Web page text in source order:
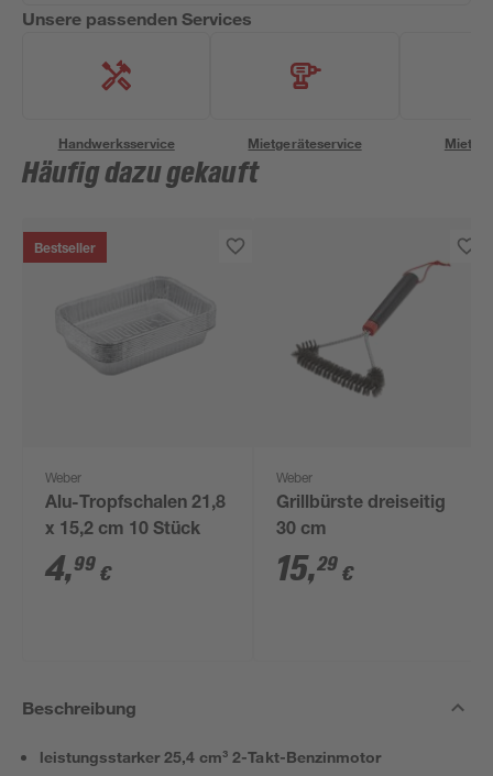
Unsere passenden Services
Handwerksservice Mietgeräteservice
Häufig dazu gekauft
Bestseller
Weber
Alu-Tropfschalen 21,8
x 15,2 cm 10 Stück
4,99 €
Weber
Grillbürste dreiseitig
30 cm
15,29 €
Beschreibung
leistungsstarker 25,4 cm³ 2-Takt-Benzinmotor